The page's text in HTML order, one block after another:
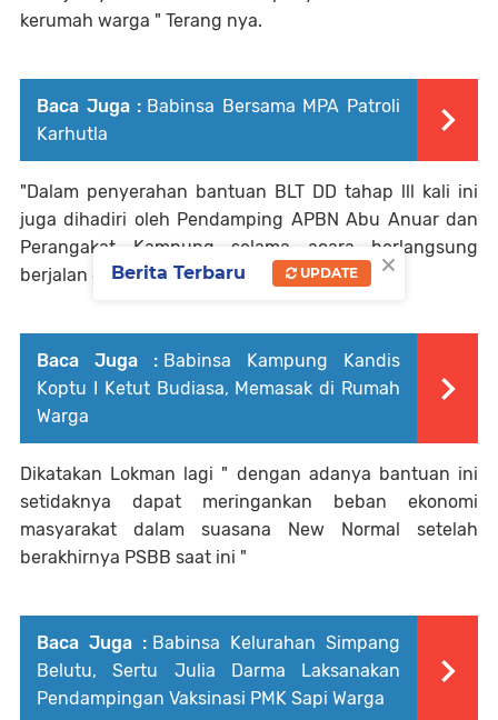
kerumah warga " Terang nya.
Baca Juga : Babinsa Bersama MPA Patroli
Karhutla
"Dalam penyerahan bantuan BLT DD tahap lll kali ini
juga dihadiri oleh Pendamping APBN Abu Anuar dan
Perangakat Kampung selama acara berlangsung
berjalan dengan lancar dan tertib.
Baca Juga : Babinsa Kampung Kandis
Koptu I Ketut Budiasa, Memasak di Rumah
Warga
Dikatakan Lokman lagi " dengan adanya bantuan ini
setidaknya dapat meringankan beban ekonomi
masyarakat dalam suasana New Normal setelah
berakhirnya PSBB saat ini "
Baca Juga : Babinsa Kelurahan Simpang
Belutu, Sertu Julia Darma Laksanakan
Pendampingan Vaksinasi PMK Sapi Warga
×
Berita Terbaru UPDATE